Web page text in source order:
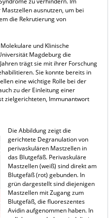
ausnutzen, um bei
die Rekrutierung von
und Klinische
Magdeburg die
trägt sie mit ihrer Forschung
Sie konnte bereits in
eine wichtige Rolle bei der
zu der Einleitung einer
zielgerichteten, Immunantwort
Die Abbildung zeigt die
gerichtete Degranulation von
perivaskulären Mastzellen in
das Blutgefäß. Perivaskuläre
Mastzellen (weiß) sind direkt am
Blutgefäß (rot) gebunden. In
grün dargestellt sind diejenigen
Mastzellen mit Zugang zum
Blutgefäß, die fluoreszentes
Avidin aufgenommen haben. In